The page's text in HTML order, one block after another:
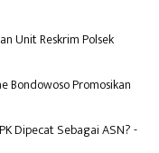
Unit Reskrim Polsek
Bondowoso Promosikan
Dipecat Sebagai ASN?-